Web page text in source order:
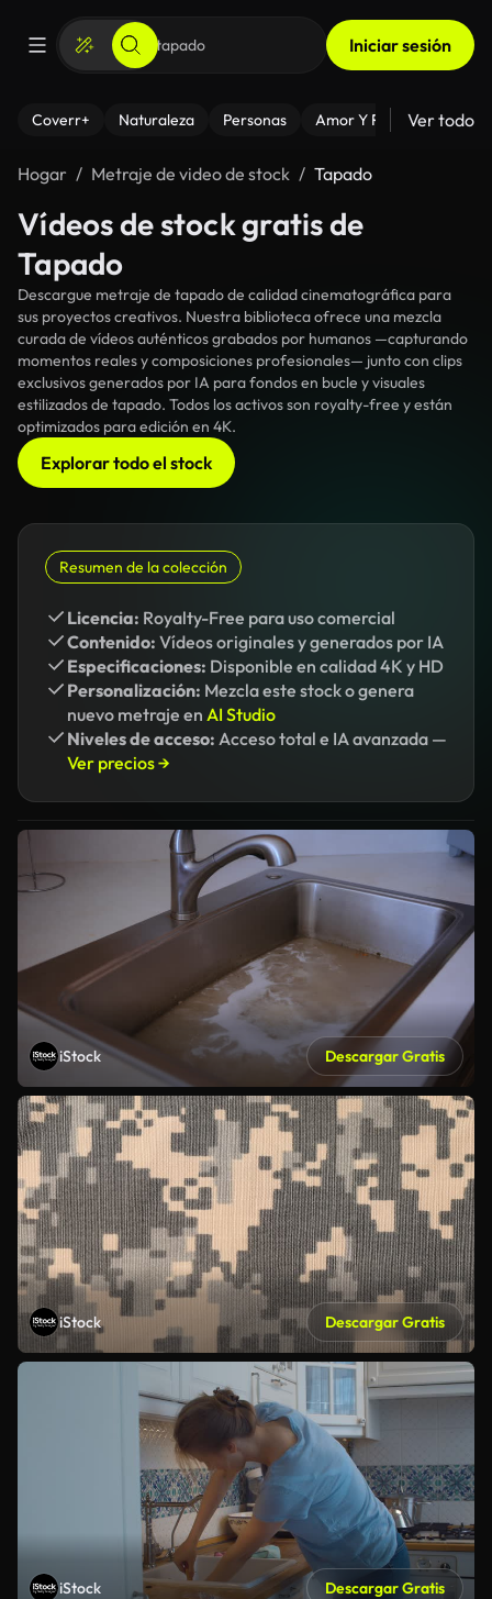
Iniciar sesión
Coverr+ Naturaleza Personas Amor Y Relaciones
Ver todo
Hogar Metraje de video de stock Tapado
Vídeos de stock gratis de
Tapado
Descargue metraje de tapado de calidad cinematográfica para
sus proyectos creativos. Nuestra biblioteca ofrece una mezcla
curada de vídeos auténticos grabados por humanos —capturando
momentos reales y composiciones profesionales— junto con clips
exclusivos generados por IA para fondos en bucle y visuales
estilizados de tapado. Todos los activos son royalty-free y están
optimizados para edición en 4K.
Explorar todo el stock
Resumen de la colección
Licencia: Royalty-Free para uso comercial
Contenido: Vídeos originales y generados por IA
Especificaciones: Disponible en calidad 4K y HD
Personalización: Mezcla este stock o genera
nuevo metraje en AI Studio
Niveles de acceso: Acceso total e IA avanzada —
Ver precios →
iStock Descargar Gratis
iStock Descargar Gratis
iStock Descargar Gratis